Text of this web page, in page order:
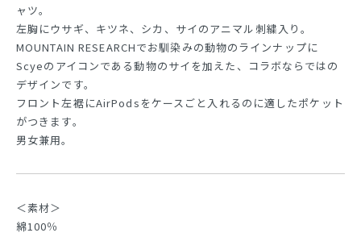
ャツ。
左胸にウサギ、キツネ、シカ、サイのアニマル刺繍入り。
MOUNTAIN RESEARCHでお馴染みの動物のラインナップに
Scyeのアイコンである動物のサイを加えた、コラボならではの
デザインです。
フロント左裾にAirPodsをケースごと入れるのに適したポケット
がつきます。
男女兼用。
＜素材＞
綿100％